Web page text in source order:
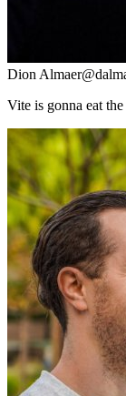
Dion Almaer
Vite is gonna eat